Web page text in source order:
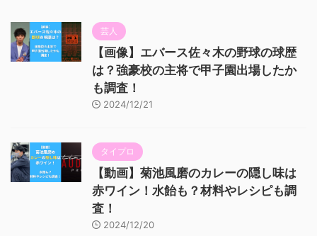
芸人
【画像】エバース佐々木の野球の球歴
は？強豪校の主将で甲子園出場したか
も調査！
2024/12/21
タイプロ
【動画】菊池風磨のカレーの隠し味は
赤ワイン！水飴も？材料やレシピも調
査！
2024/12/20